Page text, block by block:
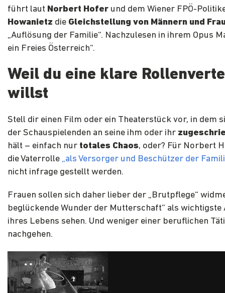
führt laut Norbert Hofer und dem Wiener FPÖ-
Howanietz die Gleichstellung von Männern und
„Auflösung der Familie“. Nachzulesen in ihrem Opus
ein Freies Österreich“.
Weil du eine klare
willst
Stell dir einen Film oder ein Theaterstück vor, in dem
der Schauspielenden an seine ihm oder ihr
hält – einfach nur totales Chaos, oder? Für Norbert
die Vaterrolle „als Versorger und Beschützer der
nicht infrage gestellt werden.
Frauen sollen sich daher lieber der „Brutpflege“
beglückende Wunder der Mutterschaft“ als wichtigste
ihres Lebens sehen. Und weniger einer beruflichen
nachgehen.